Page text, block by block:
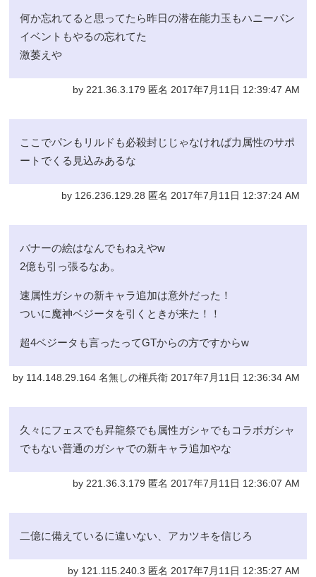
何か忘れてると思ってたら昨日の潜在能力玉もハニーパン
イベントもやるの忘れてた
激萎えや
by 221.36.3.179 匿名 2017年7月11日 12:39:47 AM
ここでパンもリルドも必殺封じじゃなければ力属性のサポ
ートでくる見込みあるな
by 126.236.129.28 匿名 2017年7月11日 12:37:24 AM
バナーの絵はなんでもねえやw
2億も引っ張るなあ。
速属性ガシャの新キャラ追加は意外だった！
ついに魔神ベジータを引くときが来た！！
超4ベジータも言ったってGTからの方ですからw
by 114.148.29.164 名無しの権兵衛 2017年7月11日 12:36:34 AM
久々にフェスでも昇龍祭でも属性ガシャでもコラボガシャ
でもない普通のガシャでの新キャラ追加やな
by 221.36.3.179 匿名 2017年7月11日 12:36:07 AM
二億に備えているに違いない、アカツキを信じろ
by 121.115.240.3 匿名 2017年7月11日 12:35:27 AM